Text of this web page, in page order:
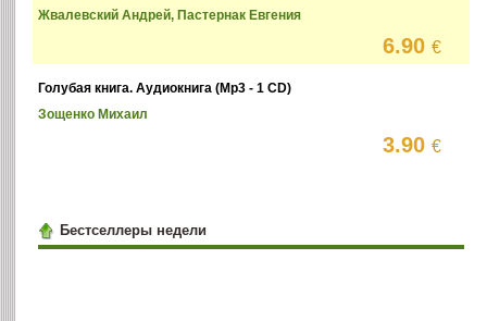
Жвалевский Андрей, Пастернак Евгения
6.90€
Голубая книга. Аудиокнига (Mp3 - 1 CD)
Зощенко Михаил
3.90€
Бестселлеры недели